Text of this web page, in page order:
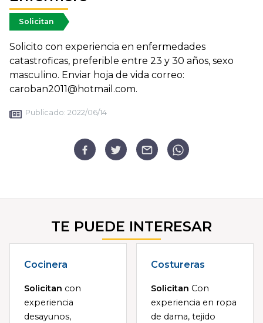
Solicitan
Solicito con experiencia en enfermedades
catastroficas, preferible entre 23 y 30 años, sexo
masculino. Enviar hoja de vida correo:
caroban2011@hotmail.com.
Publicado: 2022/06/14
TE PUEDE INTERESAR
Cocinera
Solicitan con
experiencia
desayunos,
Costureras
Solicitan Con
experiencia en ropa
de dama, tejido